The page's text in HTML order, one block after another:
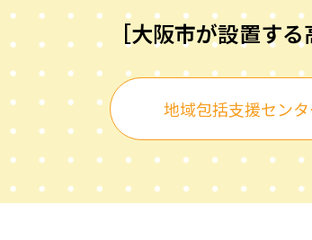
［大阪市が設置す
地域包括支援セン